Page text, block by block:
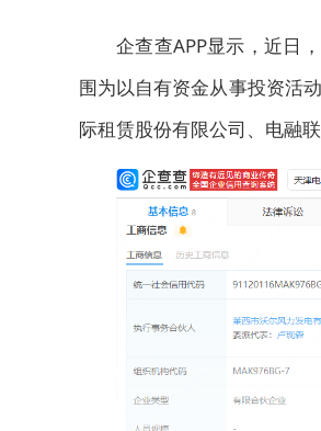
企查查APP显示，近日
围为以自有资金从事投资活
际租赁股份有限公司、电融